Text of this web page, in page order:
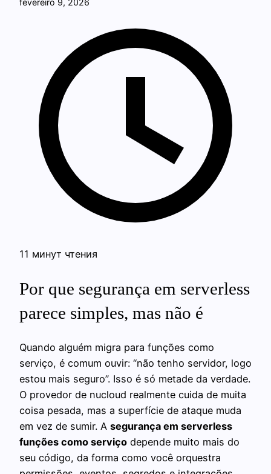
fevereiro 9, 2026
11 минут чтения
Por que segurança em serverless
parece simples, mas não é
Quando alguém migra para funções como
serviço, é comum ouvir: “não tenho servidor, logo
estou mais seguro”. Isso é só metade da verdade.
O provedor de nucloud realmente cuida de muita
coisa pesada, mas a superfície de ataque muda
em vez de sumir. A segurança em serverless
funções como serviço depende muito mais do
seu código, da forma como você orquestra